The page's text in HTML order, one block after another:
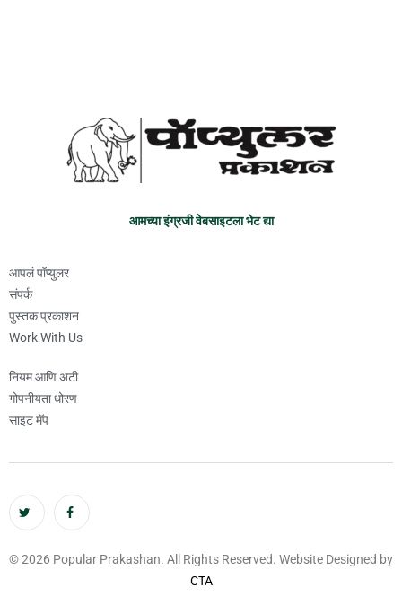
आमच्या इंग्रजी वेबसाइटला भेट द्या
आपलं पॉप्युलर
संपर्क
पुस्तक प्रकाशन
Work With Us
नियम आणि अटी
गोपनीयता धोरण
साइट मॅप
© 2026 Popular Prakashan. All Rights Reserved. Website Designed by
CTA